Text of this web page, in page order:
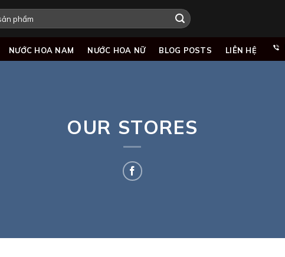
NƯỚC HOA NAM NƯỚC HOA NỮ BLOG POSTS LIÊN HỆ
OUR STORES